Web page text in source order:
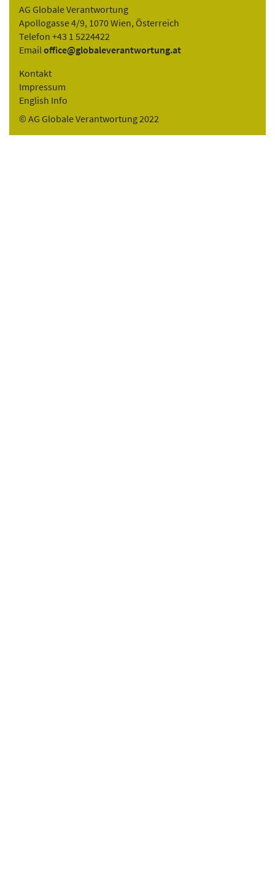
AG Globale Verantwortung
Apollogasse 4/9, 1070 Wien, Österreich
Telefon +43 1 5224422
Emailoffice@globaleverantwortung.at
Kontakt
Impressum
English Info
© AG Globale Verantwortung 2022